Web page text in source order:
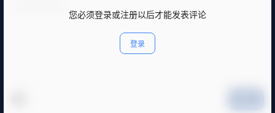
您必须登录或注册以后才能发表评论
登录